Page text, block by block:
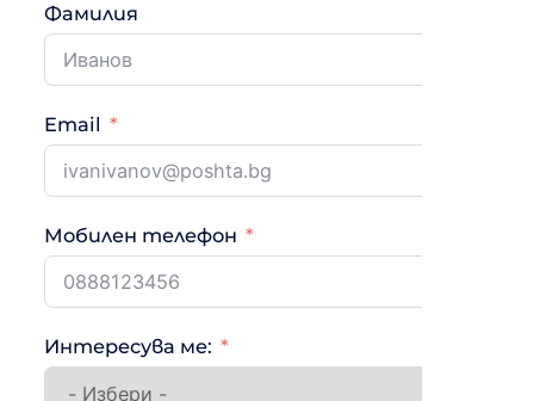
Фамилия
Email
Мобилен телефон
Интересува ме: